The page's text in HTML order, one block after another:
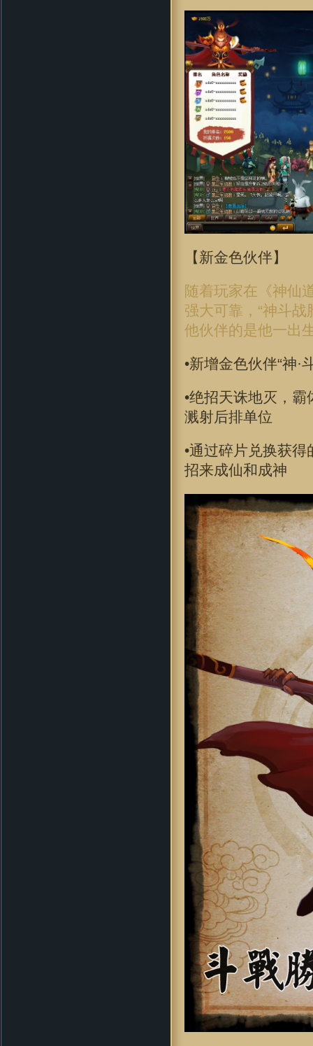
【新金色伙伴】
随着玩家在《神仙
强大可靠，“神斗
他伙伴的是他一出
•新增金色伙伴“神·
•绝招天诛地灭，
溅射后排单位
•通过碎片兑换获
招来成仙和成神